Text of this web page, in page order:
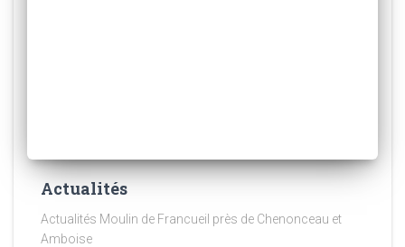
Actualités
Actualités Moulin de Francueil près de Chenonceau et
Amboise